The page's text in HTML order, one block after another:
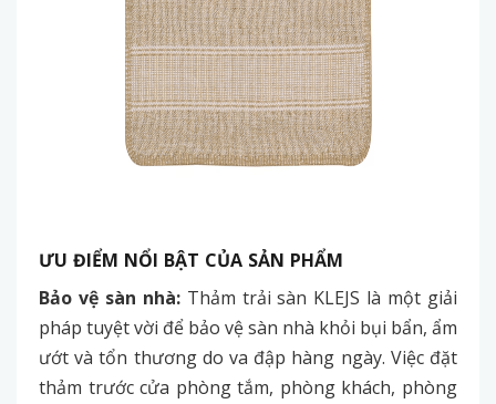
ƯU ĐIỂM NỔI BẬT CỦA SẢN PHẨM
Bảo vệ sàn nhà:Thảm trải sàn KLEJS là một giải
pháp tuyệt vời để bảo vệ sàn nhà khỏi bụi bẩn, ẩm
ướt và tổn thương do va đập hàng ngày. Việc đặt
thảm trước cửa phòng tắm, phòng khách, phòng